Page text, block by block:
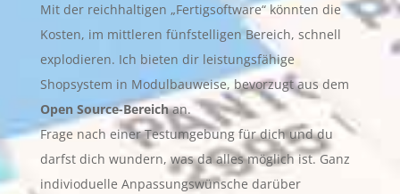
Mit der reichhaltigen „Fertigsoftware“ könnten die
Kosten, im mittleren fünfstelligen Bereich, schnell
explodieren. Ich bieten dir leistungsfähige
Shopsystem in Modulbauweise, bevorzugt aus dem
Open Source-Bereichan.
Frage nach einer Testumgebung für dich und du
darfst dich wundern, was da alles möglich ist. Ganz
indivioduelle Anpassungswünsche darüber